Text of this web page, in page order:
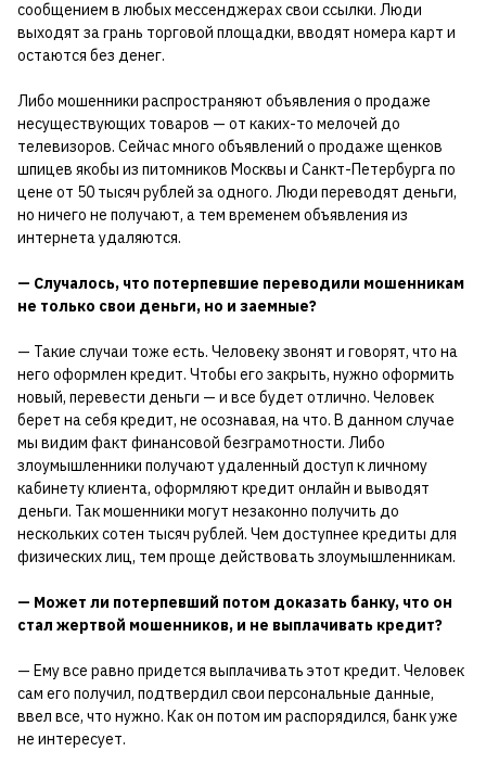
сообщением в любых мессенджерах свои ссылки. Люди
выходят за грань торговой площадки, вводят номера карт и
остаются без денег.
Либо мошенники распространяют объявления о продаже
несуществующих товаров — от каких-то мелочей до
телевизоров. Сейчас много объявлений о продаже щенков
шпицев якобы из питомников Москвы и Санкт-Петербурга по
цене от 50 тысяч рублей за одного. Люди переводят деньги,
но ничего не получают, а тем временем объявления из
интернета удаляются.
— Случалось, что потерпевшие переводили мошенникам
не только свои деньги, но и заемные?
— Такие случаи тоже есть. Человеку звонят и говорят, что на
него оформлен кредит. Чтобы его закрыть, нужно оформить
новый, перевести деньги — и все будет отлично. Человек
берет на себя кредит, не осознавая, на что. В данном случае
мы видим факт финансовой безграмотности. Либо
злоумышленники получают удаленный доступ к личному
кабинету клиента, оформляют кредит онлайн и выводят
деньги. Так мошенники могут незаконно получить до
нескольких сотен тысяч рублей. Чем доступнее кредиты для
физических лиц, тем проще действовать злоумышленникам.
— Может ли потерпевший потом доказать банку, что он
стал жертвой мошенников, и не выплачивать кредит?
— Ему все равно придется выплачивать этот кредит. Человек
сам его получил, подтвердил свои персональные данные,
ввел все, что нужно. Как он потом им распорядился, банк уже
не интересует.